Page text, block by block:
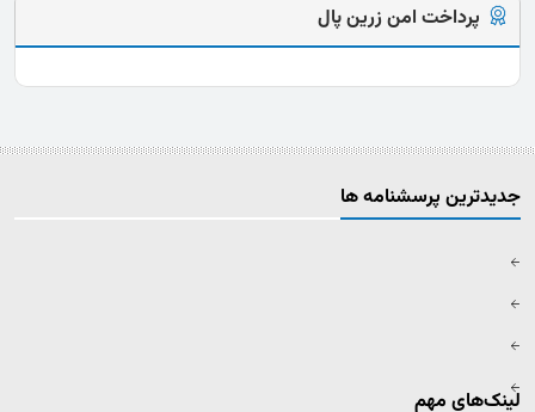
پرداخت امن زرین پال
جدیدترین پرسشنامه ها
لینک‌های مهم